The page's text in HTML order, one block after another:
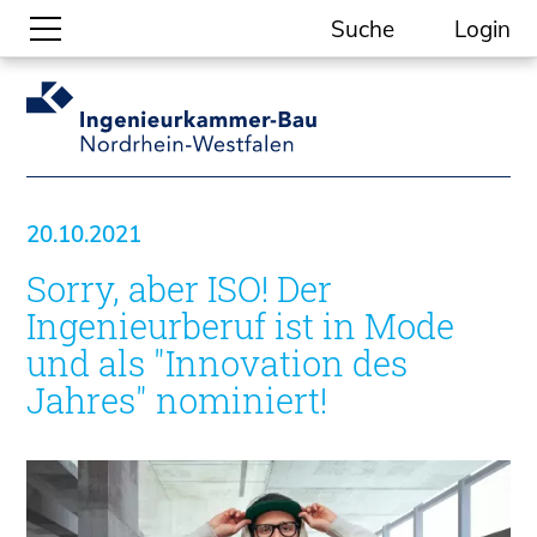
Suche
Gesellschaftliche Themen
Aktuelle Meldungen
Kein Ding ohne ING.
Ingenieurkammer-Bau NRW
Willkommen bei der Kammer
Aufgaben
Gremien
Geschäftsstelle
Veranstaltungsformate
Unsere Publikationen
Login
20.10.2021
Sorry, aber ISO! Der
Ingenieurberuf ist in Mode
und als "Innovation des
Jahres" nominiert!